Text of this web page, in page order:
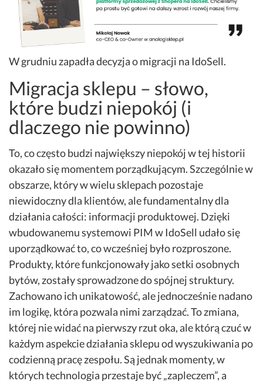
W grudniu zapadła decyzja o migracji na IdoSell.
Migracja sklepu – słowo,
które budzi niepokój (i
dlaczego nie powinno)
To, co często budzi największy niepokój w tej historii
okazało się momentem porządkującym. Szczególnie w
obszarze, który w wielu sklepach pozostaje
niewidoczny dla klientów, ale fundamentalny dla
działania całości: informacji produktowej. Dzięki
wbudowanemu systemowi PIM w IdoSell udało się
uporządkować to, co wcześniej było rozproszone.
Produkty, które funkcjonowały jako setki osobnych
bytów, zostały sprowadzone do spójnej struktury.
Zachowano ich unikatowość, ale jednocześnie nadano
im logikę, która pozwala nimi zarządzać. To zmiana,
której nie widać na pierwszy rzut oka, ale którą czuć w
każdym aspekcie działania sklepu od wyszukiwania po
codzienną pracę zespołu. Są jednak momenty, w
których technologia przestaje być „zapleczem”, a